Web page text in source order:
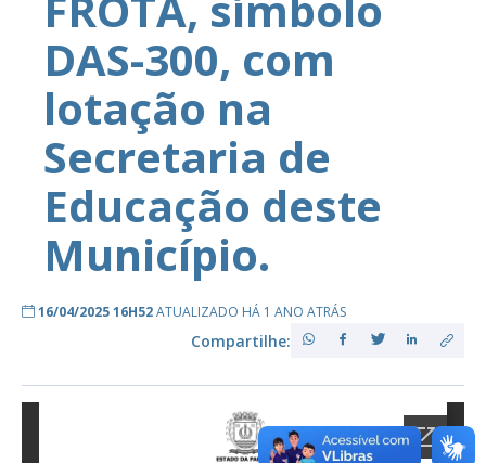
DAS-300, com
lotação na
Secretaria de
Educação deste
Município.
16/04/2025 16H52ATUALIZADO HÁ 1 ANO ATRÁS
Compartilhe: